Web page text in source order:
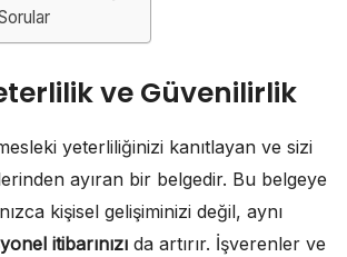
ve Güvenilirlik
yeterliliğinizi kanıtlayan ve sizi
ayıran bir belgedir. Bu belgeye
kişisel gelişiminizi değil, aynı
itibarınızı da artırır. İşverenler ve